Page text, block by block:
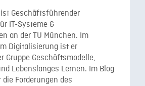
Geschäftsführender
IT-Systeme &
an der TU München. Im
Digitalisierung ist er
Gruppe Geschäftsmodelle,
Lebenslanges Lernen. Im Blog
Forderungen des